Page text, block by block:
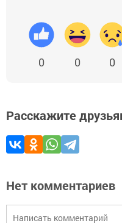
0 0 0
Расскажите
Нет комментариев